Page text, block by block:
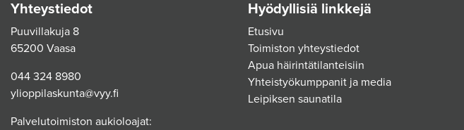
Yhteystiedot
Puuvillakuja 8
65200 Vaasa
044 324 8980
ylioppilaskunta@vyy.fi
Palvelutoimiston aukioloajat:
Hyödyllisiä linkkejä
Etusivu
Toimiston yhteystiedot
Apua häirintätilanteisiin
Yhteistyökumppanit ja media
Leipiksen saunatila